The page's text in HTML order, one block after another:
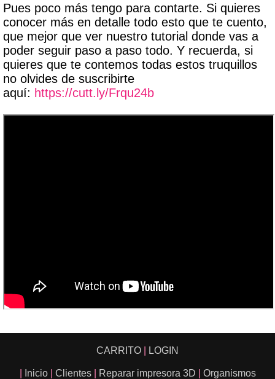
Pues poco más tengo para contarte. Si quieres
conocer más en detalle todo esto que te cuento,
que mejor que ver nuestro tutorial donde vas a
poder seguir paso a paso todo. Y recuerda, si
quieres que te contemos todas estos truquillos
no olvides de suscribirte
aquí: https://cutt.ly/Frqu24b
CARRITO LOGIN
Inicio Clientes Reparar impresora 3D
Organismos